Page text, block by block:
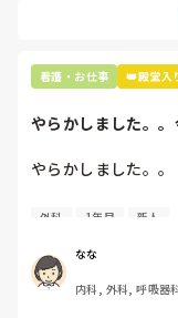
看護・お仕事 👑殿堂入
やらかしました。
やらかしました。。
今日はじめての創処
ゴミと一緒に、ノ
患者に使用した物品
て…。
外科 1年目 新人
なな
内科, 外科, 呼吸器